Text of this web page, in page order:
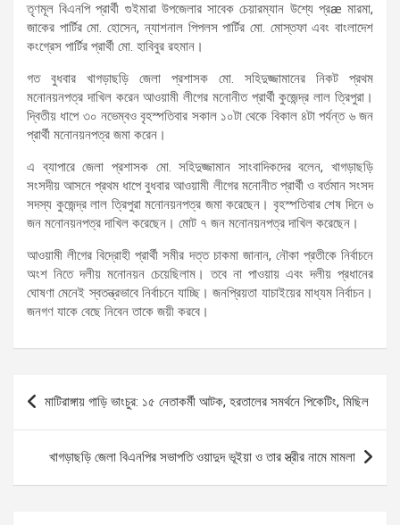
তৃণমূল বিএনপি প্রার্থী গুইমারা উপজেলার সাবেক চেয়ারম্যান উশ্যে প্রæ মারমা,
জাকের পার্টির মো. হোসেন, ন্যাশনাল পিপলস পার্টির মো. মোস্তফা এবং বাংলাদেশ
কংগ্রেস পার্টির প্রার্থী মো. হাবিবুর রহমান।
গত বুধবার খাগড়াছড়ি জেলা প্রশাসক মো. সহিদুজ্জামানের নিকট প্রথম
মনোনয়নপত্র দাখিল করেন আওয়ামী লীগের মনোনীত প্রার্থী কুজেন্দ্র লাল ত্রিপুরা।
দ্বিতীয় ধাপে ৩০ নভেম্বও বৃহস্পতিবার সকাল ১০টা থেকে বিকাল ৪টা পর্যন্ত ৬ জন
প্রার্থী মনোনয়নপত্র জমা করেন।
এ ব্যাপারে জেলা প্রশাসক মো. সহিদুজ্জামান সাংবাদিকদের বলেন, খাগড়াছড়ি
সংসদীয় আসনে প্রথম ধাপে বুধবার আওয়ামী লীগের মনোনীত প্রার্থী ও বর্তমান সংসদ
সদস্য কুজেন্দ্র লাল ত্রিপুরা মনোনয়নপত্র জমা করেছেন। বৃহস্পতিবার শেষ দিনে ৬
জন মনোনয়নপত্র দাখিল করেছেন। মোট ৭ জন মনোনয়নপত্র দাখিল করেছেন।
আওয়ামী লীগের বিদ্রোহী প্রার্থী সমীর দত্ত চাকমা জানান, নৌকা প্রতীকে নির্বাচনে
অংশ নিতে দলীয় মনোনয়ন চেয়েছিলাম। তবে না পাওয়ায় এবং দলীয় প্রধানের
ঘোষণা মেনেই স্বতন্ত্রভাবে নির্বাচনে যাচ্ছি। জনপ্রিয়তা যাচাইয়ের মাধ্যম নির্বাচন।
জনগণ যাকে বেছে নিবেন তাকে জয়ী করবে।
Post
navigation
মাটিরাঙ্গায় গাড়ি ভাংচুর: ১৫ নেতাকর্মী আটক, হরতালের সমর্থনে পিকেটিং, মিছিল
খাগড়াছড়ি জেলা বিএনপির সভাপতি ওয়াদুদ ভূইয়া ও তার স্ত্রীর নামে মামলা